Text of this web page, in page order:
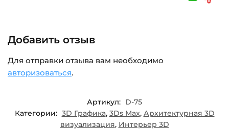
Добавить отзыв
Для отправки отзыва вам необходимо
авторизоваться.
Артикул: D-75
Категории: 3D Графика, 3Ds Max, Архитектурная 3D
визуализация, Интерьер 3D